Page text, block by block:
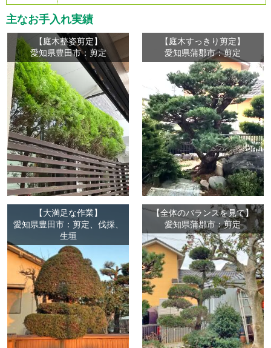
主なお手入れ実績
【庭木整姿剪定】
愛知県豊田市：剪定
【庭木すっきり剪定】
愛知県蒲郡市：剪定
【大満足な作業】
愛知県豊田市：剪定、伐採、
生垣
【全体のバランスを見て】
愛知県蒲郡市：剪定